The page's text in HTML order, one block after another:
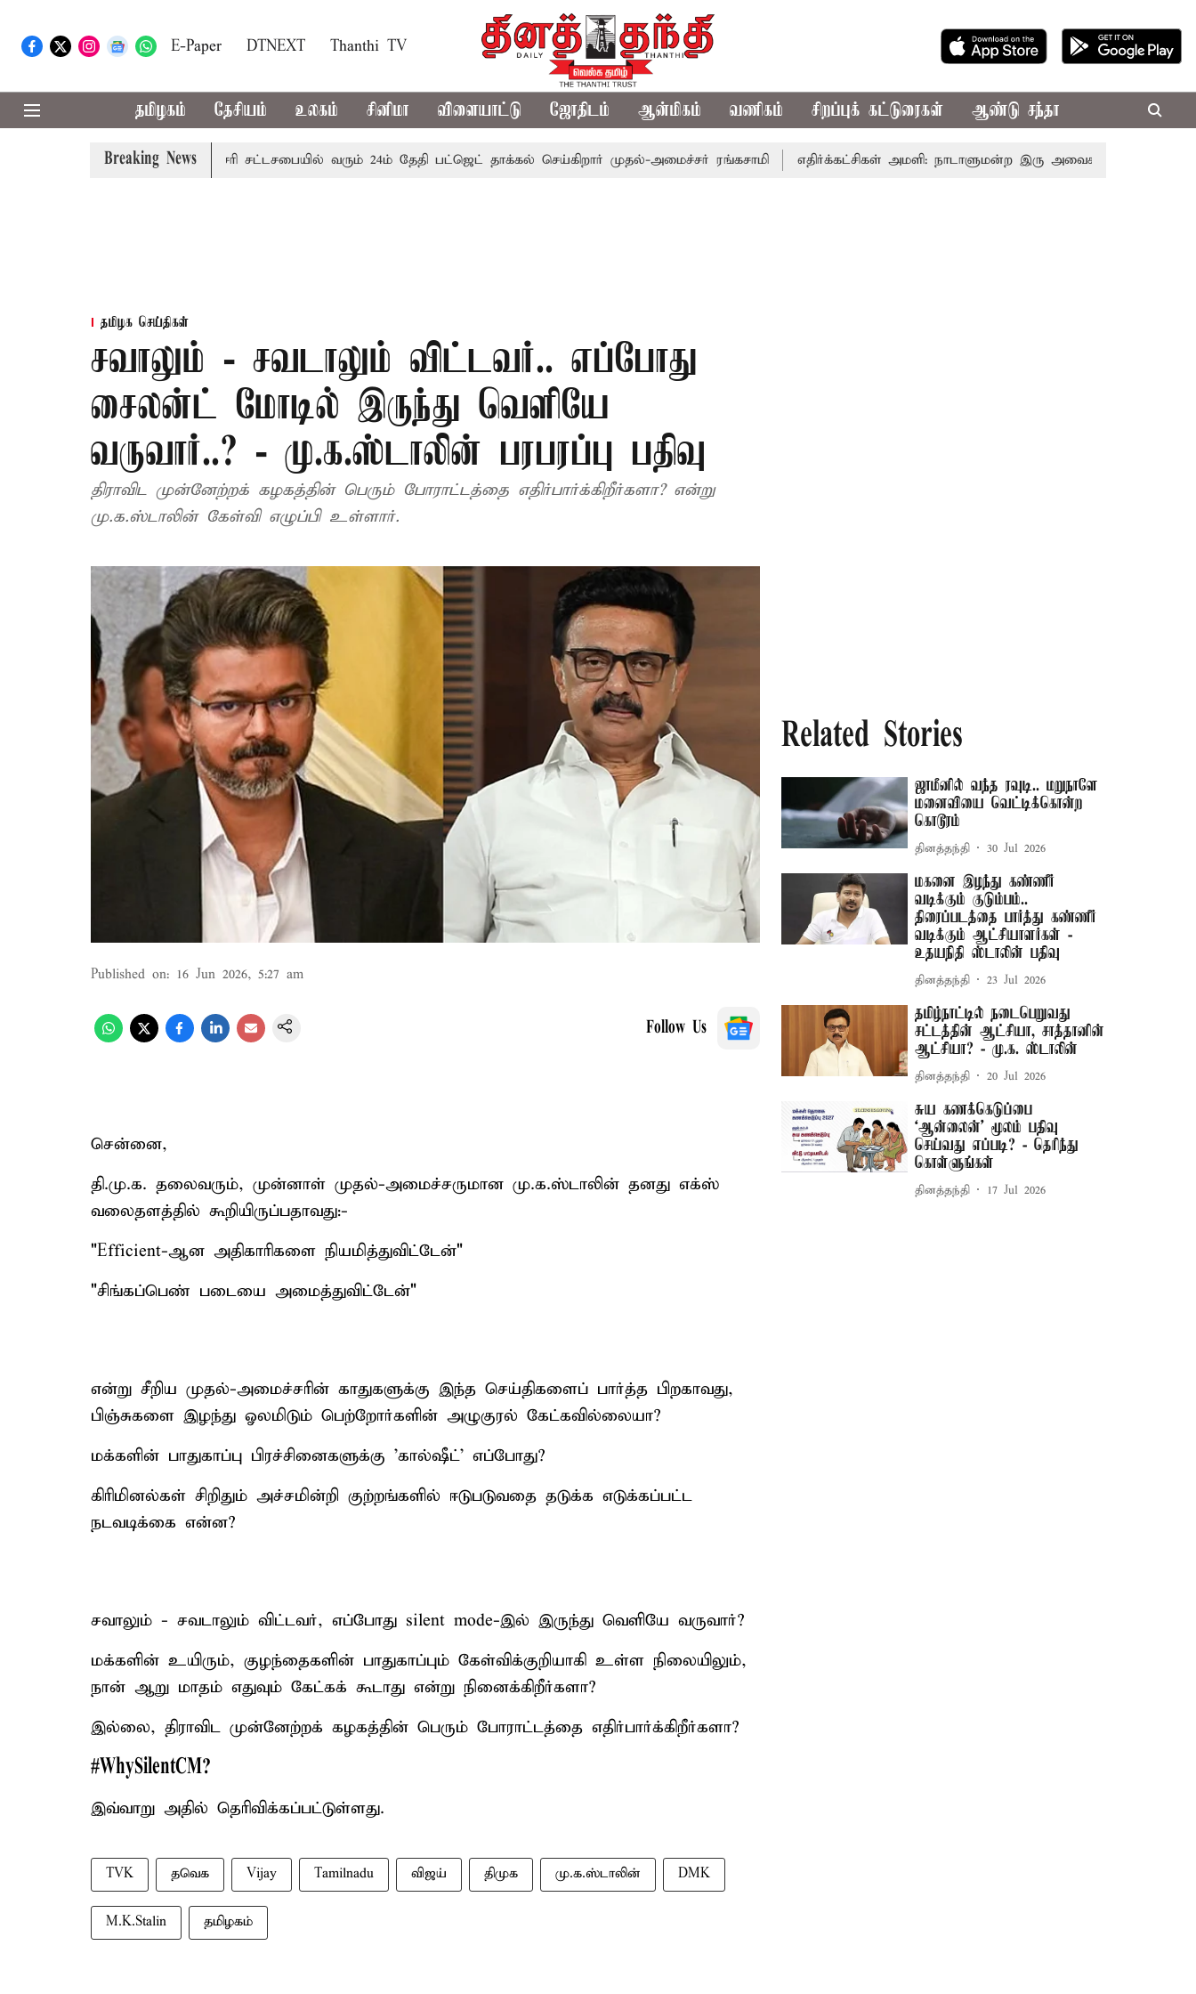
E-Paper DTNEXT Thanthi TV
தமிழகம் தேசியம் உலகம் சினிமா விளையாட்டு ஜோதிடம் ஆன்மிகம் வணிகம் சிறப்புக் கட்டுரைகள் ஆண்டு சந்தா
Breaking News
புதுச்சேரி சட்டசபையில் வரும் 24ம் தேதி பட்ஜெட் தாக்கல் செய்கிறார் முதல்-அமைச்சர் ரங்கசாமி எதிர்க்கட்சிகள் அமளி: நாடாளுமன்ற இரு அவைகளும் திங்கள்கிழமை வரை
தமிழக செய்திகள்
சவாலும் - சவடாலும் விட்டவர்.. எப்போது
சைலன்ட் மோடில் இருந்து வெளியே
வருவார்..? - மு.க.ஸ்டாலின் பரபரப்பு பதிவு
திராவிட முன்னேற்றக் கழகத்தின் பெரும் போராட்டத்தை எதிர்பார்க்கிறீர்களா? என்று
மு.க.ஸ்டாலின் கேள்வி எழுப்பி உள்ளார்.
Published on: 16 Jun 2026, 5:27 am
Follow Us
சென்னை,
தி.மு.க. தலைவரும், முன்னாள் முதல்-அமைச்சருமான மு.க.ஸ்டாலின் தனது எக்ஸ்
வலைதளத்தில் கூறியிருப்பதாவது:-
"Efficient-ஆன அதிகாரிகளை நியமித்துவிட்டேன்"
"சிங்கப்பெண் படையை அமைத்துவிட்டேன்"
என்று சீறிய முதல்-அமைச்சரின் காதுகளுக்கு இந்த செய்திகளைப் பார்த்த பிறகாவது,
பிஞ்சுகளை இழந்து ஓலமிடும் பெற்றோர்களின் அழுகுரல் கேட்கவில்லையா?
மக்களின் பாதுகாப்பு பிரச்சினைகளுக்கு 'கால்ஷீட்' எப்போது?
கிரிமினல்கள் சிறிதும் அச்சமின்றி குற்றங்களில் ஈடுபடுவதை தடுக்க எடுக்கப்பட்ட
நடவடிக்கை என்ன?
சவாலும் - சவடாலும் விட்டவர், எப்போது silent mode-இல் இருந்து வெளியே வருவார்?
மக்களின் உயிரும், குழந்தைகளின் பாதுகாப்பும் கேள்விக்குறியாகி உள்ள நிலையிலும்,
நான் ஆறு மாதம் எதுவும் கேட்கக் கூடாது என்று நினைக்கிறீர்களா?
இல்லை, திராவிட முன்னேற்றக் கழகத்தின் பெரும் போராட்டத்தை எதிர்பார்க்கிறீர்களா?
#WhySilentCM?
இவ்வாறு அதில் தெரிவிக்கப்பட்டுள்ளது.
TVK தவெக Vijay Tamilnadu விஜய் திமுக மு.க.ஸ்டாலின் DMK
M.K.Stalin தமிழகம்
Related Stories
ஜாமீனில் வந்த ரவுடி.. மறுநாளே
மனைவியை வெட்டிக்கொன்ற
கொடூரம்
தினத்தந்தி 30 Jul 2026
மகனை இழந்து கண்ணீர்
வடிக்கும் குடும்பம்..
திரைப்படத்தை பார்த்து கண்ணீர்
வடிக்கும் ஆட்சியாளர்கள் -
உதயநிதி ஸ்டாலின் பதிவு
தினத்தந்தி 23 Jul 2026
தமிழ்நாட்டில் நடைபெறுவது
சட்டத்தின் ஆட்சியா, சாத்தானின்
ஆட்சியா? - மு.க. ஸ்டாலின்
தினத்தந்தி 20 Jul 2026
சுய கணக்கெடுப்பை
‘ஆன்லைன்’ மூலம் பதிவு
செய்வது எப்படி? - தெரிந்து
கொள்ளுங்கள்
தினத்தந்தி 17 Jul 2026